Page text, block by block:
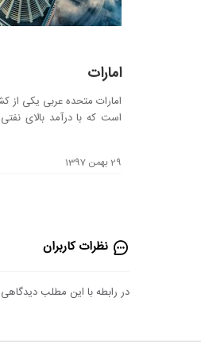
امارات
امارات متحده عربی یکی از
است که با درآمد بالای
29 بهمن 1397
نظرات کاربران
در رابطه با این مطلب